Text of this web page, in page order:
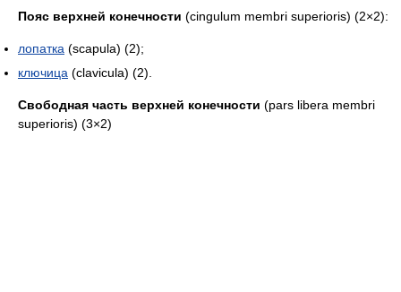
Пояс верхней конечности (cingulum membri superioris) (2×2):
лопатка (scapula) (2);
ключица (clavicula) (2).
Свободная часть верхней конечности (pars libera membri
superioris) (3×2)